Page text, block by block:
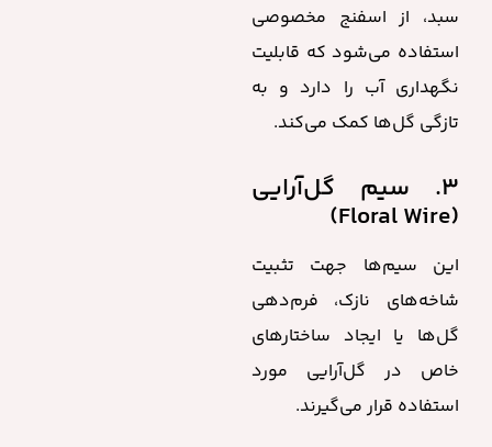
سبد، از اسفنج مخصوصی
استفاده می‌شود که قابلیت
نگهداری آب را دارد و به
تازگی گل‌ها کمک می‌کند.
۳. سیم گل‌آرایی
(Floral Wire)
این سیم‌ها جهت تثبیت
شاخه‌های نازک، فرم‌دهی
گل‌ها یا ایجاد ساختارهای
خاص در گل‌آرایی مورد
استفاده قرار می‌گیرند.